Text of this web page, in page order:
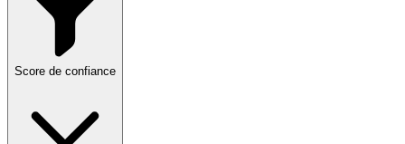
Score de confiance